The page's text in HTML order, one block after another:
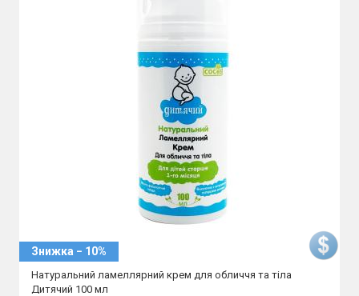
Знижка − 10%
Натуральний ламеллярний крем для обличчя та тіла
Дитячий 100 мл